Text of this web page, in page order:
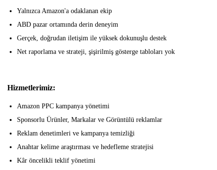
Yalnızca Amazon'a odaklanan ekip
ABD pazar ortamında derin deneyim
Gerçek, doğrudan iletişim ile yüksek dokunuşlu destek
Net raporlama ve strateji, şişirilmiş gösterge tabloları yok
Hizmetlerimiz:
Amazon PPC kampanya yönetimi
Sponsorlu Ürünler, Markalar ve Görüntülü reklamlar
Reklam denetimleri ve kampanya temizliği
Anahtar kelime araştırması ve hedefleme stratejisi
Kâr öncelikli teklif yönetimi